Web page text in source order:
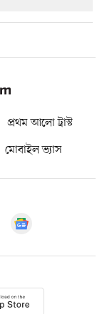
প্রথম আলো ট্রাস্ট
মোবাইল ভ্যাস